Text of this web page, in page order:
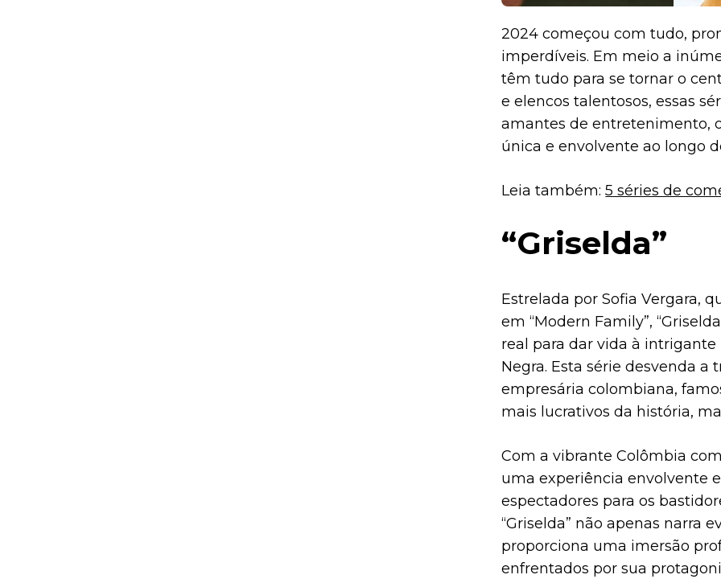
2024 começou com tudo,
imperdíveis. Em meio a
têm tudo para se tornar o
e elencos talentosos, essas
amantes de entretenimento,
única e envolvente ao longo
Leia também:5 séries de
“Griselda”
Estrelada por Sofia Vergara,
em “Modern Family”,
real para dar vida à
Negra. Esta série desvenda
empresária colombiana,
mais lucrativos da história,
Com a vibrante Colômbia
uma experiência envolvente
espectadores para os
“Griselda” não apenas narra
proporciona uma imersão
enfrentados por sua